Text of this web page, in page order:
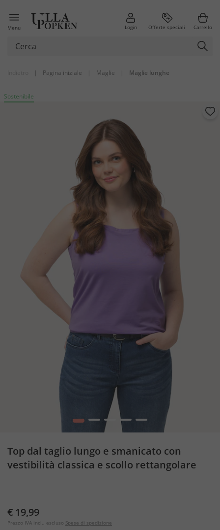
Menu Login Offerte speciali Carrello
| Pagina iniziale | Maglie | Maglie lunghe
Sostenibile
1 2 4 5
Top dal taglio lungo e smanicato con
vestibilità classica e scollo rettangolare
€ 19,99
Prezzo IVA incl., escluso Spese di spedizione